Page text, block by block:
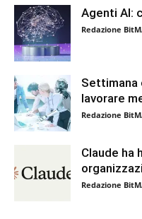
Agenti AI:
Redazione
Settimana
lavorare
Redazione
Claude ha
Redazione